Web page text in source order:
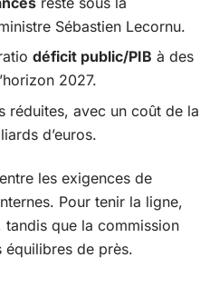
Sébastien Lecornu.
déficit public/PIB à des
2027.
réduites, avec un coût de la
d’euros.
les exigences de
Pour tenir la ligne,
que la commission
équilibres de près.